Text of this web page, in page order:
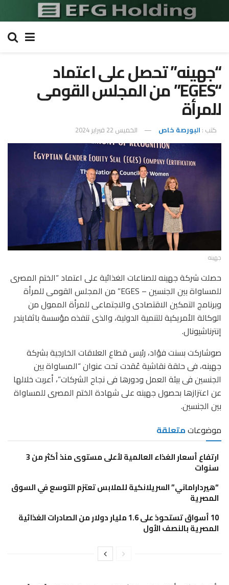
“جهينه” تحصل على اعتماد
“EGES” من المجلس القومى
للمرأة
كتب : البورصة خاص الخميس 22 فبراير 2024
جهينه
حصلت شركة جهينه للصناعات الغذائية على اعتماد “الختم المصرى
للمساواة بين الجنسين – EGES” من المجلس القومى للمرأة
وبرنامج التمكين الاقتصادى والاجتماعى للمرأة الممول من
الوكالة الأمريكية للتنمية الدولية، والذى تنفذه مؤسسة باثفايندر
إنترناشيونال.
صوشاركت بسنت فؤاد، رئيس قطاع العلاقات الخارجية بشركة
جهينه، فى حلقة نقاشية عُقدت تحت عنوان “المساواة بين
الجنسين فى بيئة العمل ودورها فى نجاح الشركات”، أعربت خلالها
عن اعتزازها بحصول جهينه على شهادة الختم المصرى للمساواة
بين الجنسين.
موضوعاتمتعلقة
ارتفاع أسعار الغذاء العالمية لأعلى مستوى منذ أكثر من 3
سنوات
“هيرداراماني” السريلانكية للملابس تعتزم التوسع في السوق
المصرية
10 أسواق تستحوذ على 1.6 مليار دولار من الصادرات الغذائية
المصرية بالنصف الأول